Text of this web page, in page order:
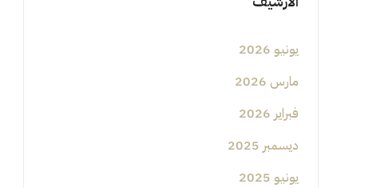
يونيو 2026
مارس 2026
فبراير 2026
ديسمبر 2025
يونيو 2025